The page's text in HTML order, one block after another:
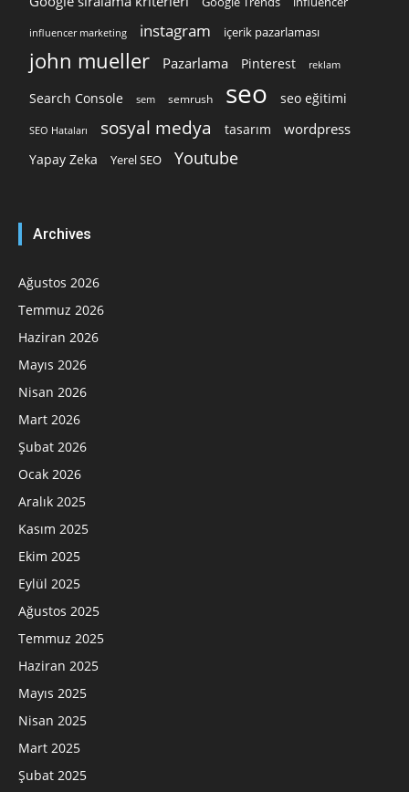
influencer marketing instagram içerik pazarlaması
john mueller Pazarlama Pinterest reklam
Search Console sem semrush seo seo eğitimi
SEO Hataları sosyal medya tasarım wordpress
Yapay Zeka Yerel SEO Youtube
Archives
Ağustos 2026
Temmuz 2026
Haziran 2026
Mayıs 2026
Nisan 2026
Mart 2026
Şubat 2026
Ocak 2026
Aralık 2025
Kasım 2025
Ekim 2025
Eylül 2025
Ağustos 2025
Temmuz 2025
Haziran 2025
Mayıs 2025
Nisan 2025
Mart 2025
Şubat 2025